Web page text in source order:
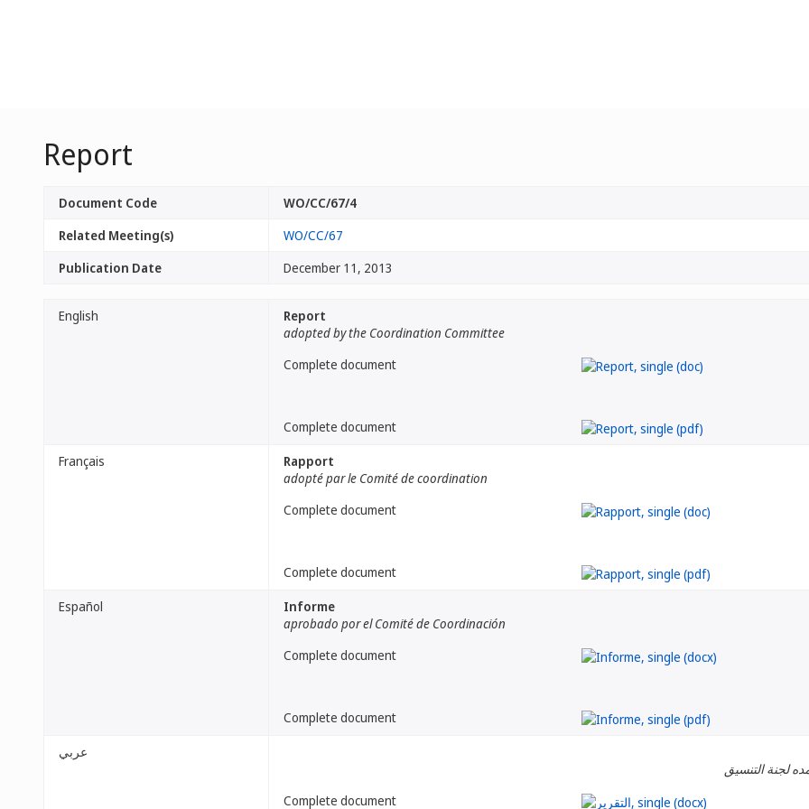
Report
Document Code
WO/CC/67/4
Related Meeting(s)
WO/CC/67
Publication Date
December 11, 2013
English
Report
adopted by the Coordination Committee
Complete document
Complete document
Français
Rapport
adopté par le Comité de coordination
Complete document
Complete document
Español
Informe
aprobado por el Comité de Coordinación
Complete document
Complete document
عربي
لجنة التنسيق
Complete document